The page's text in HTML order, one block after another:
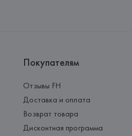
Покупателям
Отзывы FH
Доставка и оплата
Возврат товара
Дисконтная программа